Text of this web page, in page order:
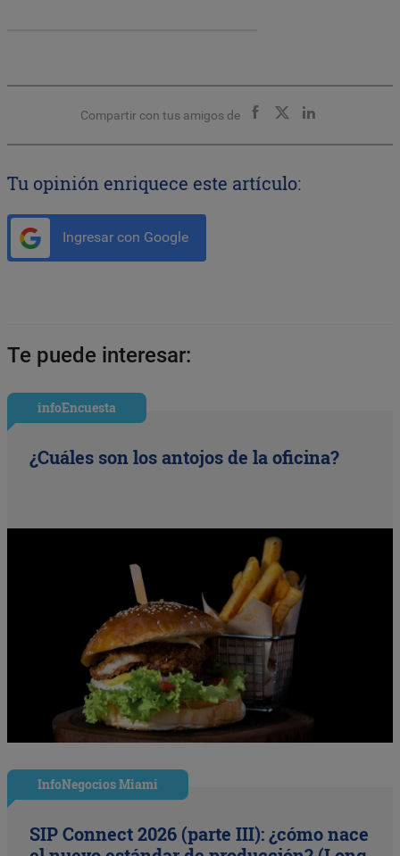
Compartir con tus amigos de
Tu opinión enriquece este artículo:
Ingresar con Google
Te puede interesar:
infoEncuesta
¿Cuáles son los antojos de la oficina?
InfoNegocios Miami
SIP Connect 2026 (parte III): ¿cómo nace